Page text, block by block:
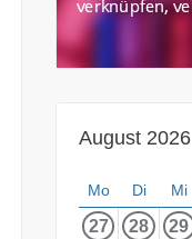
August 2026
Mo Di Mi
27 28 29